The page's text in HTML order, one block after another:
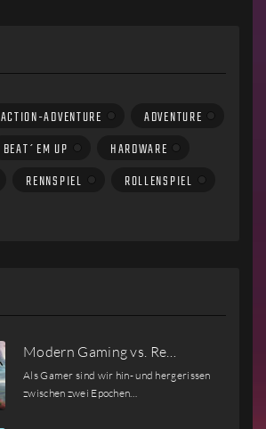
ACTION-ADVENTURE
ADVENTURE
BEAT´EM UP
HARDWARE
RENNSPIEL
ROLLENSPIEL
Modern Gaming vs. Re…
Als Gamer sind wir hin- und hergerissen
zwischen zwei Epochen…